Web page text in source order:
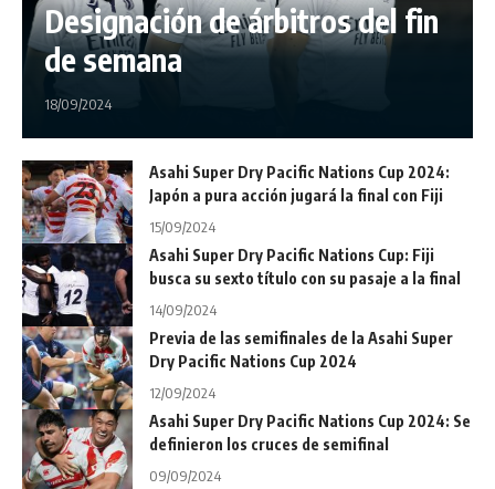
Designación de árbitros del fin
de semana
18/09/2024
Asahi Super Dry Pacific Nations Cup 2024:
Japón a pura acción jugará la final con Fiji
15/09/2024
Asahi Super Dry Pacific Nations Cup: Fiji
busca su sexto título con su pasaje a la final
14/09/2024
Previa de las semifinales de la Asahi Super
Dry Pacific Nations Cup 2024
12/09/2024
Asahi Super Dry Pacific Nations Cup 2024: Se
definieron los cruces de semifinal
09/09/2024